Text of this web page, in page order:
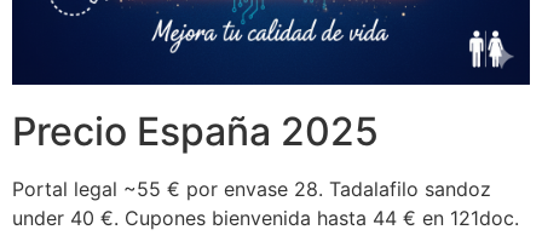
Precio España 2025
Portal legal ~55 € por envase 28. Tadalafilo sandoz
under 40 €. Cupones bienvenida hasta 44 € en 121doc.